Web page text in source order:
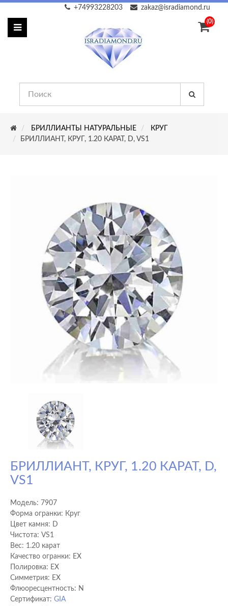
zakaz@isradiamond.ru
+74993228203
(0)
БРИЛЛИАНТЫ НАТУРАЛЬНЫЕ
КРУГ
БРИЛЛИАНТ, КРУГ, 1.20 КАРАТ, D, VS1
БРИЛЛИАНТ, КРУГ, 1.20 КАРАТ, D,
VS1
Модель: 7907
Форма огранки: Круг
Цвет камня: D
Чистота: VS1
Вес: 1.20 карат
Качество огранки: EX
Полировка: EX
Cимметрия: EX
Флюоресцентность: N
Сертификат: GIA